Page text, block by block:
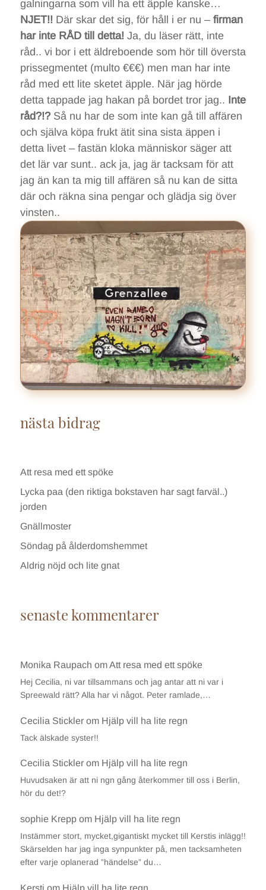
galningarna som vill ha ett äpple kanske…
NJET!! Där skar det sig, för håll i er nu – firman
har inte RÅD till detta! Ja, du läser rätt, inte
råd.. vi bor i ett äldreboende som hör till översta
prissegmentet (multo €€€) men man har inte
råd med ett lite sketet äpple. När jag hörde
detta tappade jag hakan på bordet tror jag.. Inte
råd?!?Så nu har de som inte kan gå till affären
och själva köpa frukt ätit sina sista äppen i
detta livet – fastän kloka människor säger att
det lär var sunt.. ack ja, jag är tacksam för att
jag än kan ta mig till affären så nu kan de sitta
där och räkna sina pengar och glädja sig över
vinsten..
nästa bidrag
Att resa med ett spöke
Lycka paa (den riktiga bokstaven har sagt farväl..)
jorden
Gnällmoster
Söndag på ålderdomshemmet
Aldrig nöjd och lite gnat
senaste kommentarer
Monika Raupach omAtt resa med ett spöke
Hej Cecilia, ni var tillsammans och jag antar att ni var i
Spreewald rätt? Alla har vi något. Peter ramlade,…
Cecilia Sticklerom Hjälp vill ha lite regn
Tack älskade syster!!
Cecilia Sticklerom Hjälp vill ha lite regn
Huvudsaken är att ni ngn gång återkommer till oss i Berlin,
hör du det!?
sophie Kreppom Hjälp vill ha lite regn
Instämmer stort, mycket,gigantiskt mycket till Kerstis inlägg!!
Skärselden har jag inga synpunkter på, men tacksamheten
efter varje oplanerad ”händelse” du…
Kersti om Hjälp vill ha lite regn